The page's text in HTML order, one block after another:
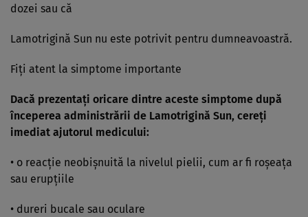
dozei sau că
Lamotrigină Sun nu este potrivit pentru dumneavoastră.
Fiţi atent la simptome importante
Dacă prezentaţi oricare dintre aceste simptome după
începerea administrării de Lamotrigină Sun, cereţi
imediat ajutorul medicului:
• o reacţie neobişnuită la nivelul pielii, cum ar fi roşeaţa
sau erupţiile
• dureri bucale sau oculare